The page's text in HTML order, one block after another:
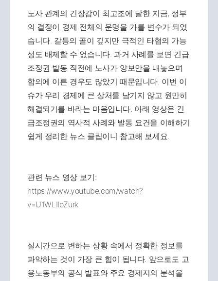
노사 관계의 긴장감이 최고조에 달한 지금, 정부
의 결정이 경제 전체의 운명을 가를 변수가 되었
습니다. 갈등의 골이 깊지만 극적인 타협의 가능
성도 배제할 수 없습니다. 과거 사례를 보면 긴급
조정권 발동 직전에 노사가 양보안을 내놓으며
합의에 이른 경우도 많았기 때문입니다. 이번 이
슈가 우리 경제에 큰 상처를 남기지 않고 원만히
해결되기를 바라는 마음입니다. 아래 영상은 긴
급조정권의 역사적 사례와 발동 요건을 이해하기
쉽게 정리한 뉴스 클립이니 참고해 보세요.
관련 뉴스 영상 보기:
https://www.youtube.com/watch?
v=U1WLIIoZurk
실시간으로 변하는 상황 속에서 정확한 정보를
파악하는 것이 가장 큰 힘이 됩니다. 앞으로도 고
용노동부의 공식 발표와 주요 경제지의 분석을